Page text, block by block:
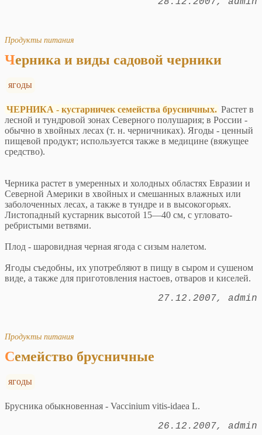
Продукты питания
Черника и виды садовой черники
ягоды
ЧЕРНИКА - кустарничек семейства брусничных. Растет в
лесной и тундровой зонах Северного полушария; в России -
обычно в хвойных лесах (т. н. черничниках). Ягоды - ценный
пищевой продукт; используется также в медицине (вяжущее
средство).
Черника растет в умеренных и холодных областях Евразии и
Северной Америки в хвойных и смешанных влажных или
заболоченных лесах, а также в тундре и в высокогорьях.
Листопадный кустарник высотой 15—40 см, с угловато-
ребристыми ветвями.
Плод - шаровидная черная ягода с сизым налетом.
Ягоды съедобны, их употребляют в пищу в сыром и сушеном
виде, а также для приготовления настоев, отваров и киселей.
27.12.2007 admin
Продукты питания
Семейство брусничные
ягоды
Брусника обыкновенная - Vaccinium vitis-idaea L.
26.12.2007 admin